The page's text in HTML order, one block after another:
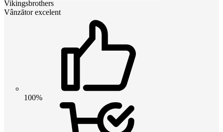
Vikingsbrothers
Vânzător excelent
100%